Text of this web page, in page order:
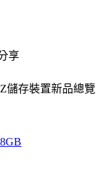
享
儲存裝置新品總覽